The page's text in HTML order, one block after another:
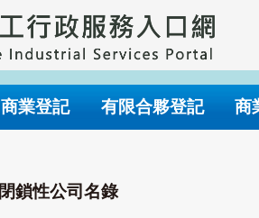
商業登記 有限合夥登記 商
閉鎖性公司名錄